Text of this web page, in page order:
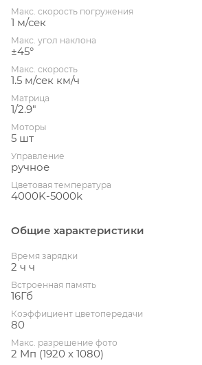
Макс. скорость погружения
1 м/сек
Макс. угол наклона
±45°
Макс. скорость
1.5 м/сек км/ч
Матрица
1/2.9"
Моторы
5 шт
Управление
ручное
Цветовая температура
4000K-5000k
Общие характеристики
Время зарядки
2 ч ч
Встроенная память
16Гб
Коэффициент цветопередачи
80
Макс. разрешение фото
2 Mп (1920 x 1080)